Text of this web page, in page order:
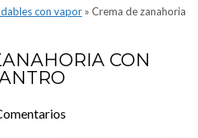
con vapor » Crema de zanahoria
CON